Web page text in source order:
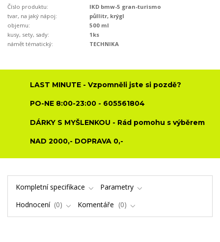
Číslo produktu:
IKD bmw-5 gran-turismo
tvar, na jaký nápoj:
půllitr, krýgl
objemu:
500 ml
kusy, sety, sady:
1ks
námět tématický:
TECHNIKA
LAST MINUTE - Vzpomněli jste si pozdě?
PO-NE 8:00-23:00 - 605561804
DÁRKY S MYŠLENKOU - Rád pomohu s výběrem
NAD 2000,- DOPRAVA 0,-
Kompletní specifikace
Parametry
Hodnocení
0 Komentáře 0